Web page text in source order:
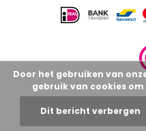
Door het gebruiken van
gebruik van cookies
Dit bericht verbergen